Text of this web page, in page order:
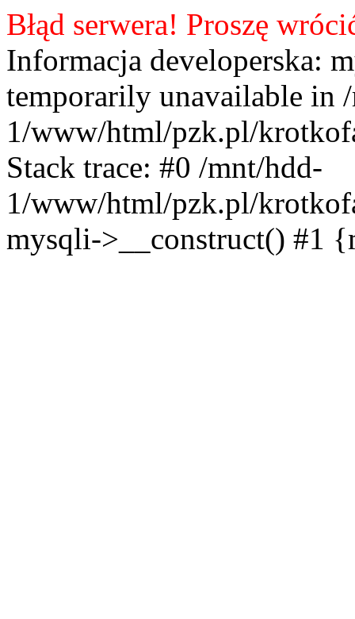
Błąd serwera! Proszę
Informacja developerska:
temporarily unavailable in
1/www/html/pzk.pl/
Stack trace: #0 /mnt/hdd-
1/www/html/pzk.pl/
mysqli->__construct() #1